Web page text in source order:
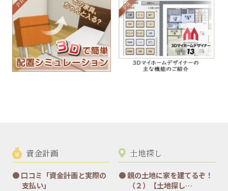
資金計画
口コミ「資金計画と実際の
支払い」
土地探し
親の土地に家を建てるぞ！
（２）【土地探し…